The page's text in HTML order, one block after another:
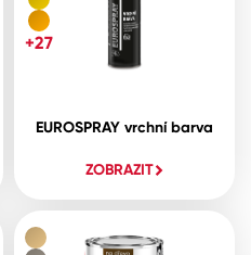
EUROSPRAY vrchní barva
ZOBRAZIT
+27